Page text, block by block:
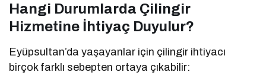
Hangi Durumlarda Çilingir
Hizmetine İhtiyaç Duyulur?
Eyüpsultan’da yaşayanlar için çilingir ihtiyacı
birçok farklı sebepten ortaya çıkabilir: